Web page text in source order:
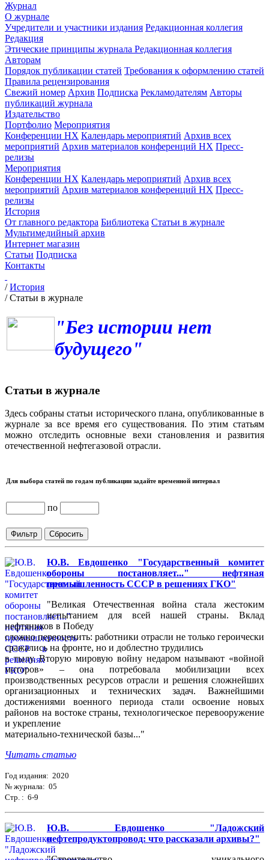
Журнал
О журнале
Учредители и участники издания Редакционная коллегия
Редакция
Этические принципы журнала Редакционная коллегия
Авторам
Порядок публикации статей Требования к оформлению статей
Правила рецензирования
Свежий номер Архив Подписка Рекламодателям Авторы
публикаций журнала
Издательство
Портфолио Мероприятия
Конференции НХ Календарь мероприятий Архив всех
мероприятий Архив материалов конференций НХ Пресс-
релизы
Мероприятия
Конференции НХ Календарь мероприятий Архив всех
мероприятий Архив материалов конференций НХ Пресс-
релизы
История
От главного редактора Библиотека Статьи в журнале
Мультимедийный архив
Интернет магазин
Статьи Подписка
Контакты
/История
/Статьи в журнале
"Без истории нет
будущего"
Статьи в журнале
Здесь собраны статьи исторического плана, опубликованные в
журнале за все время его существования. По этим статьям
можно отследить основные вехи становления и развития
отечественной нефтегазовой отрасли.
Для выбора статей по годам публикации задайте временной интервал
по
Ю.В. Евдошенко "Государственный комитет
обороны постановляет..." нефтяная
промышленность СССР в решениях ГКО"
"Великая Отечественная война стала жестоким
испытанием для всей нашей страны. Вклад
нефтяников в Победу
сложно переоценить: работники отрасли не только героически
сражались на фронте, но и доблестно трудились
в тылу. Вторую мировую войну недаром называют «войной
моторов» – она потребовала мобилизации всех
производственных ресурсов отрасли и решения сложнейших
организационных и технических задач. Важнейшими
достижениями военного периода стали освоение новых
районов на востоке страны, технологическое перевооружение
и укрепление
материально-технической базы..."
Читать статью
Год издания: 2020
№ журнала: 05
Стр. : 6-9
Ю.В. Евдошенко "Ладожский
нефтепродуктопровод: что рассказали архивы?"